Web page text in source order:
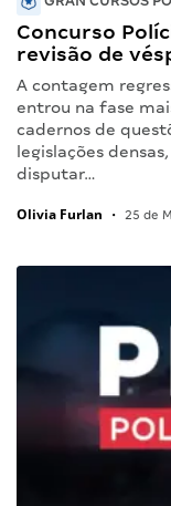
Concurso
revisão de
A contagem
entrou na fase
cadernos de
legislações
disputar…
Olivia Furlan • 25 de